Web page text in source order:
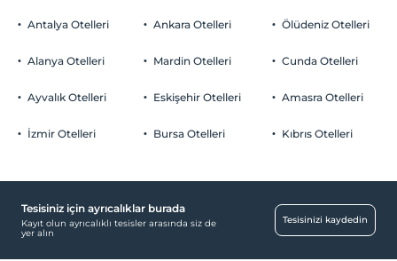
Otopark (Tesis disinda)
Açık Yüzme Havuzu
Aktiviteler
Çocuklar
Her bir oda için 9 yaşına kadar 1 çocuk ücretsizdir
rezervasyon
Mum ışında akşam yemeği
Antalya Otelleri
Alanya Otelleri
Ayvalık Otelleri
İzmir Otelleri
Ankara Otelleri
Mardin Otelleri
Eskişehir Otelleri
Bursa Otelleri
Ölüdeniz Otelleri
Cunda Otelleri
Amasra Otelleri
Kıbrıs Otelleri
Tesisiniz için ayrıcalıklar burada
Kayıt olun ayrıcalıklı tesisler arasında siz de
yer alın
Tesisinizi kaydedin